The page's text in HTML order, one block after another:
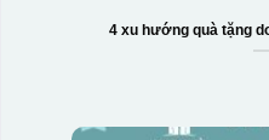
4 xu hướng quà tặng